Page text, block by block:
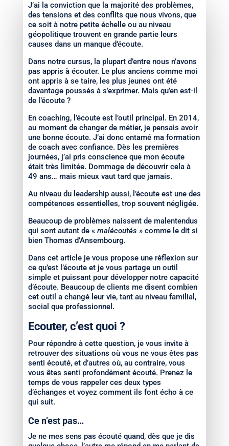
J’ai la conviction que la majorité des problèmes,
des tensions et des conflits que nous vivons, que
ce soit à notre petite échelle ou au niveau
géopolitique trouvent en grande partie leurs
causes dans un manque d’écoute.
Dans notre cursus, la plupart d’entre nous n’avons
pas appris à écouter. Le plus anciens comme moi
ont appris à se taire, les plus jeunes ont été
davantage poussés à s’exprimer. Mais qu’en est-il
de l’écoute ?
En coaching, l’écoute est l’outil principal. En 2014,
au moment de changer de métier, je pensais avoir
une bonne écoute. J’ai donc entamé ma formation
de coach avec confiance. Dès les premières
journées, j’ai pris conscience que mon écoute
était très limitée. Dommage de découvrir cela à
49 ans… mais mieux vaut tard que jamais.
Au niveau du leadership aussi, l’écoute est une des
compétences essentielles, trop souvent négligée.
Beaucoup de problèmes naissent de malentendus
qui sont autant de « malécoutés » comme le dit si
bien Thomas d’Ansembourg.
Dans cet article je vous propose une réflexion sur
ce qu’est l’écoute et je vous partage un outil
simple et puissant pour développer notre capacité
d’écoute. Beaucoup de clients me disent combien
cet outil a changé leur vie, tant au niveau familial,
social que professionnel.
Ecouter, c’est quoi ?
Pour répondre à cette question, je vous invite à
retrouver des situations où vous ne vous êtes pas
senti écouté, et d’autres où, au contraire, vous
vous êtes senti profondément écouté. Prenez le
temps de vous rappeler ces deux types
d’échanges et voyez comment ils font écho à ce
qui suit.
Ce n’est pas…
Je ne mes sens pas écouté quand, dès que je dis